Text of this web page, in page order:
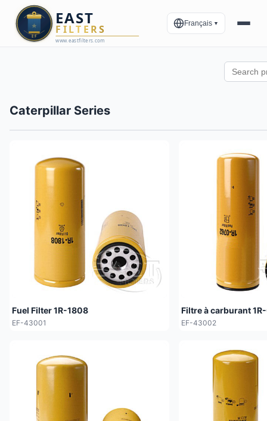
Français ▼
Caterpillar Series
Fuel Filter 1R-1808
EF-43001
Filtre à carburant
EF-43002